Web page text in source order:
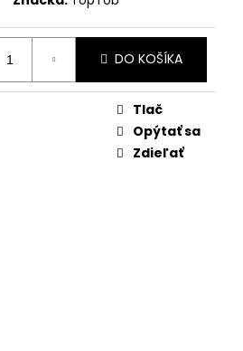
DO KOŠÍKA
Tlač
Opýtať sa
Zdieľať